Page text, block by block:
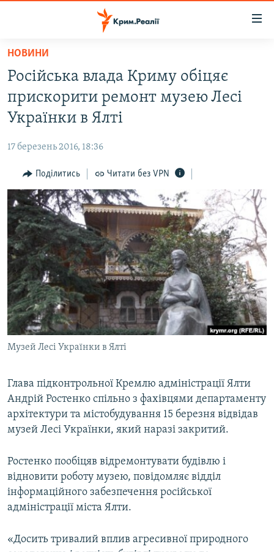
Перейти
основного
матеріалу
Перейти
до
основної
навігації
Перейти
до
пошуку
ВІДЕО ТА ФОТО
БЛОГИ
ПОГЛЯД
ІНТЕРВ'Ю
ВСЕ ЗА ДЕНЬ
СПЕЦПРОЕКТИ
ДЕПОРТАЦІЯ
ВІДЕОУРОКИ «ELIFBE»
СВІДЧЕННЯ ОКУПАЦІЇ
УКРАЇНСЬКА ПРОБЛЕМА КРИМУ
ІНФОГРАФІКА
ЯК ОБІЙТИ БЛОКУВАННЯ
Русский
Qırımtatar
ДОЛУЧАЙСЯ!
Усі сайти RFE/RL
НОВИНИ
Російська влада Криму обіцяє
прискорити ремонт музею Лесі
Українки в Ялті
17 березень 2016, 18:36
Поділитись Читати без VPN
Музей Лесі Українки в Ялті
Глава підконтрольної Кремлю адміністрації Ялти
Андрій Ростенко спільно з фахівцями департаменту
архітектури та містобудування 15 березня відвідав
музей Лесі Українки, який наразі закритий.
Ростенко пообіцяв відремонтувати будівлю і
відновити роботу музею, повідомляє відділ
інформаційного забезпечення російської
адміністрації міста Ялти.
«Досить тривалий вплив агресивної природного